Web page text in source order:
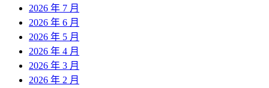
2026 年 7 月
2026 年 6 月
2026 年 5 月
2026 年 4 月
2026 年 3 月
2026 年 2 月